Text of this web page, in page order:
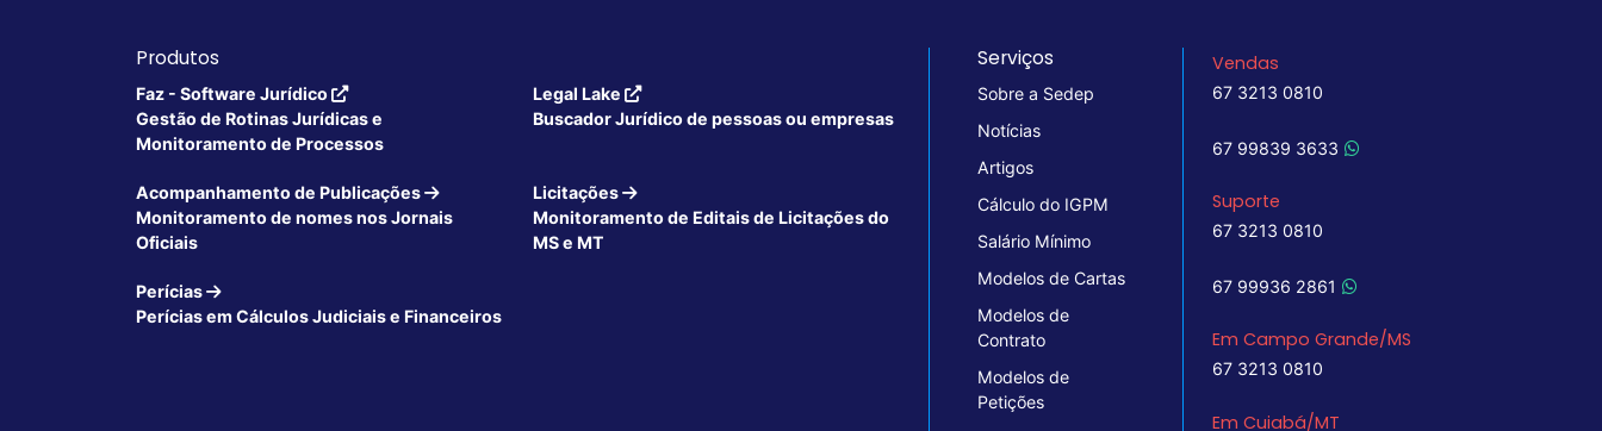
Produtos
Faz - Software Jurídico
Gestão de Rotinas Jurídicas e
Monitoramento de Processos
Legal Lake
Buscador Jurídico de pessoas ou empresas
Acompanhamento de Publicações
Monitoramento de nomes nos Jornais
Oficiais
Licitações
Monitoramento de Editais de Licitações do
MS e MT
Perícias
Perícias em Cálculos Judiciais e Financeiros
Serviços
Sobre a Sedep
Notícias
Artigos
Cálculo do IGPM
Salário Mínimo
Modelos de Cartas
Modelos de
Contrato
Modelos de
Petições
Vendas
67 3213 0810
67 99839 3633
Suporte
67 3213 0810
67 99936 2861
Em Campo Grande/MS
67 3213 0810
Em Cuiabá/MT